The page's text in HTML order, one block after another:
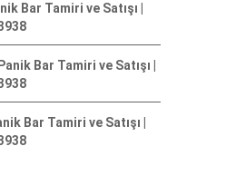
Bar Tamiri ve Satışı |
Bar Tamiri ve Satışı |
Bar Tamiri ve Satışı |